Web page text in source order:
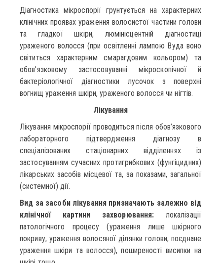
Діагностика мікроспорії грунтується на характерних
клінічних проявах ураження волосистої частини голови
та гладкої шкіри, люмінісцентній діагностиці
ураженого волосся (при освітленні лампою Вуда воно
світиться характерним смарагдовим кольором) та
обов’язковому застосовуванні мікроскопічної й
бактеріологічної діагностики лусочок з поверхні
вогнищ ураження шкіри, ураженого волосся чи нігтів.
Лікування
Лікування мікроспорії проводиться після обов’язкового
лабораторного підтвердження діагнозу в
спеціалізованих стаціонарних відділеннях із
застосуванням сучасних протигрибкових (фунгіцидних)
лікарських засобів місцевої та, за показами, загальної
(системної) дії.
Вид за засоби лікування призначають залежно від
клінічної картини захворювання: локалізації
патологічного процесу (ураження лише шкірного
покриву, ураження волосяної ділянки голови, поєднане
ураження шкіри та волосся), поширеності висипки на